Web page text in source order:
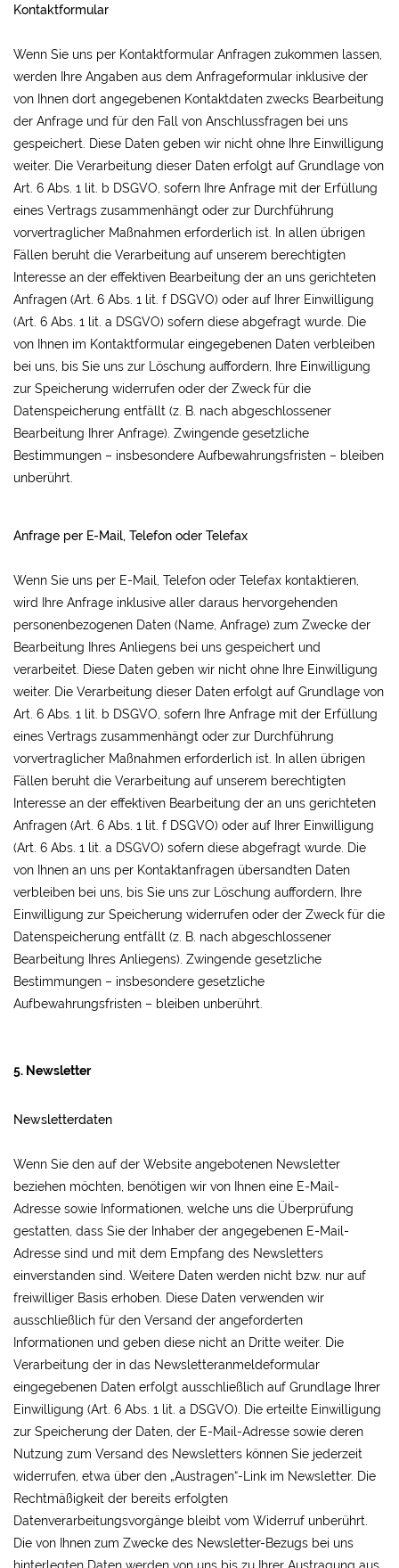
Kontaktformular
Wenn Sie uns per Kontaktformular Anfragen zukommen lassen,
werden Ihre Angaben aus dem Anfrageformular inklusive der
von Ihnen dort angegebenen Kontaktdaten zwecks Bearbeitung
der Anfrage und für den Fall von Anschlussfragen bei uns
gespeichert. Diese Daten geben wir nicht ohne Ihre Einwilligung
weiter. Die Verarbeitung dieser Daten erfolgt auf Grundlage von
Art. 6 Abs. 1 lit. b DSGVO, sofern Ihre Anfrage mit der Erfüllung
eines Vertrags zusammenhängt oder zur Durchführung
vorvertraglicher Maßnahmen erforderlich ist. In allen übrigen
Fällen beruht die Verarbeitung auf unserem berechtigten
Interesse an der effektiven Bearbeitung der an uns gerichteten
Anfragen (Art. 6 Abs. 1 lit. f DSGVO) oder auf Ihrer Einwilligung
(Art. 6 Abs. 1 lit. a DSGVO) sofern diese abgefragt wurde. Die
von Ihnen im Kontaktformular eingegebenen Daten verbleiben
bei uns, bis Sie uns zur Löschung auffordern, Ihre Einwilligung
zur Speicherung widerrufen oder der Zweck für die
Datenspeicherung entfällt (z. B. nach abgeschlossener
Bearbeitung Ihrer Anfrage). Zwingende gesetzliche
Bestimmungen – insbesondere Aufbewahrungsfristen – bleiben
unberührt.
Anfrage per E-Mail, Telefon oder Telefax
Wenn Sie uns per E-Mail, Telefon oder Telefax kontaktieren,
wird Ihre Anfrage inklusive aller daraus hervorgehenden
personenbezogenen Daten (Name, Anfrage) zum Zwecke der
Bearbeitung Ihres Anliegens bei uns gespeichert und
verarbeitet. Diese Daten geben wir nicht ohne Ihre Einwilligung
weiter. Die Verarbeitung dieser Daten erfolgt auf Grundlage von
Art. 6 Abs. 1 lit. b DSGVO, sofern Ihre Anfrage mit der Erfüllung
eines Vertrags zusammenhängt oder zur Durchführung
vorvertraglicher Maßnahmen erforderlich ist. In allen übrigen
Fällen beruht die Verarbeitung auf unserem berechtigten
Interesse an der effektiven Bearbeitung der an uns gerichteten
Anfragen (Art. 6 Abs. 1 lit. f DSGVO) oder auf Ihrer Einwilligung
(Art. 6 Abs. 1 lit. a DSGVO) sofern diese abgefragt wurde. Die
von Ihnen an uns per Kontaktanfragen übersandten Daten
verbleiben bei uns, bis Sie uns zur Löschung auffordern, Ihre
Einwilligung zur Speicherung widerrufen oder der Zweck für die
Datenspeicherung entfällt (z. B. nach abgeschlossener
Bearbeitung Ihres Anliegens). Zwingende gesetzliche
Bestimmungen – insbesondere gesetzliche
Aufbewahrungsfristen – bleiben unberührt.
5. Newsletter
Newsletterdaten
Wenn Sie den auf der Website angebotenen Newsletter
beziehen möchten, benötigen wir von Ihnen eine E-Mail-
Adresse sowie Informationen, welche uns die Überprüfung
gestatten, dass Sie der Inhaber der angegebenen E-Mail-
Adresse sind und mit dem Empfang des Newsletters
einverstanden sind. Weitere Daten werden nicht bzw. nur auf
freiwilliger Basis erhoben. Diese Daten verwenden wir
ausschließlich für den Versand der angeforderten
Informationen und geben diese nicht an Dritte weiter. Die
Verarbeitung der in das Newsletteranmeldeformular
eingegebenen Daten erfolgt ausschließlich auf Grundlage Ihrer
Einwilligung (Art. 6 Abs. 1 lit. a DSGVO). Die erteilte Einwilligung
zur Speicherung der Daten, der E-Mail-Adresse sowie deren
Nutzung zum Versand des Newsletters können Sie jederzeit
widerrufen, etwa über den „Austragen“-Link im Newsletter. Die
Rechtmäßigkeit der bereits erfolgten
Datenverarbeitungsvorgänge bleibt vom Widerruf unberührt.
Die von Ihnen zum Zwecke des Newsletter-Bezugs bei uns